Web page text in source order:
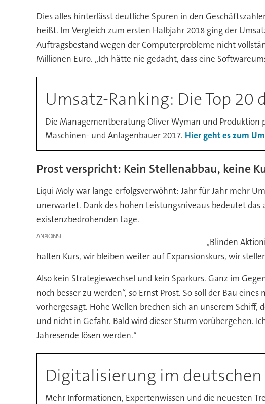
Dies alles hinterlässt deutliche Spuren in den
heißt. Im Vergleich zum ersten Halbjahr 2018 ging der
Auftragsbestand wegen der Computerprobleme nicht
Millionen Euro. „Ich hätte nie gedacht, dass eine
Umsatz-Ranking: Die Top
Die Managementberatung Oliver Wyman und
Maschinen- und Anlagenbauer 2017. Hier geht es zum
Prost verspricht: Kein Stellenabbau, keine
Liqui Moly war lange erfolgsverwöhnt: Jahr für Jahr mehr
unerwartet. Dank des hohen Leistungsniveaus bedeutet
existenzbedrohenden Lage.
ANZEIGE
„Blinden
halten Kurs, wir bleiben weiter auf Expansionskurs, wir
Also kein Strategiewechsel und kein Sparkurs. Ganz im
noch besser zu werden“, so Ernst Prost. So soll der Bau
vorhergesagt. Hohe Wellen brechen sich an unserem
und nicht in Gefahr. Bald wird dieser Sturm vorübergehen.
Jahresende lösen werden.“
Digitalisierung im
Mehr Informationen, Expertenwissen und die neuesten